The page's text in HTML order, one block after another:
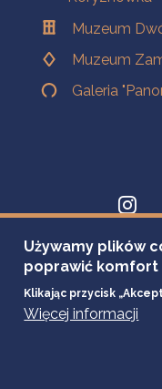
Muzeum
Muzeum
Galeria
Używamy plików
poprawić komfort
Klikając przycisk
Więcej informacji